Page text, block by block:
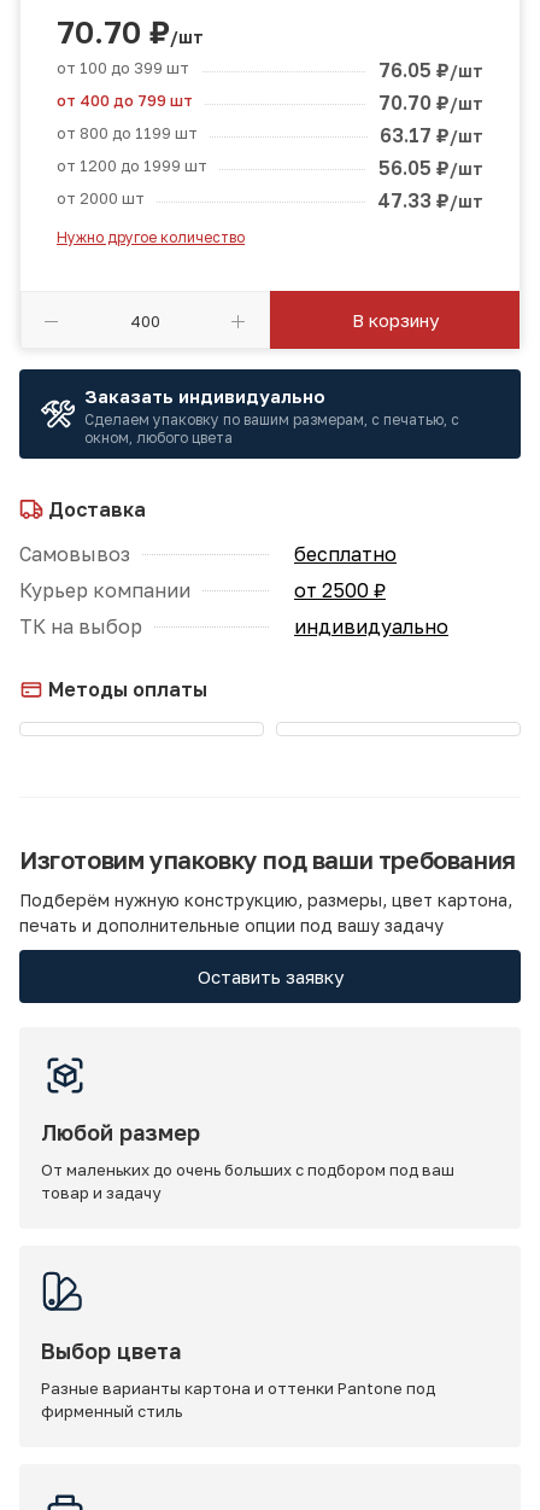
70.70 ₽/шт
от 100 до 399 шт 76.05 ₽/шт
от 400 до 799 шт 70.70 ₽/шт
от 800 до 1199 шт 63.17 ₽/шт
от 1200 до 1999 шт 56.05 ₽/шт
от 2000 шт 47.33 ₽/шт
Нужно другое количество
В корзину
Заказать индивидуально
Сделаем упаковку по вашим размерам, с печатью, с
окном, любого цвета
Доставка
Самовывоз
бесплатно
Курьер компании
от 2500 ₽
ТК на выбор
индивидуально
Методы оплаты
Изготовим упаковку под ваши требования
Подберём нужную конструкцию, размеры, цвет картона,
печать и дополнительные опции под вашу задачу
Оставить заявку
Любой размер
От маленьких до очень больших с подбором под ваш
товар и задачу
Выбор цвета
Разные варианты картона и оттенки Pantone под
фирменный стиль